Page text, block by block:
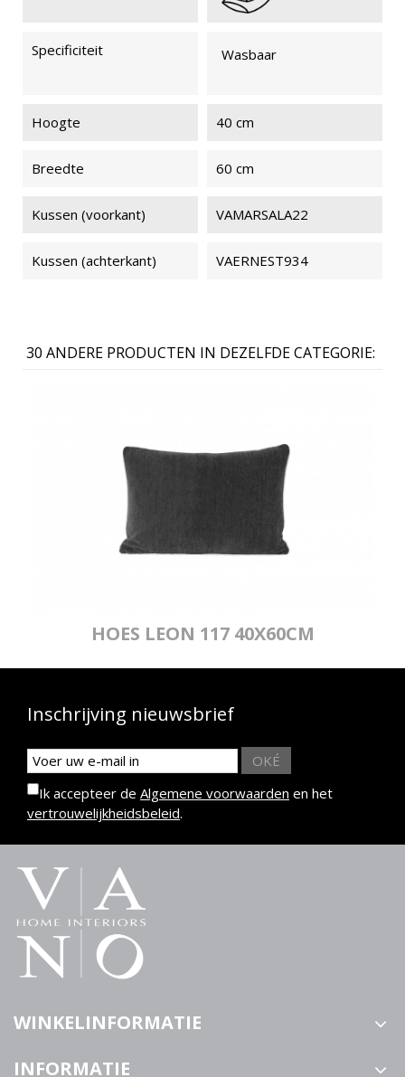
Specificiteit Wasbaar
Hoogte 40 cm
Breedte 60 cm
Kussen (voorkant) VAMARSALA22
Kussen (achterkant) VAERNEST934
30 ANDERE PRODUCTEN IN DEZELFDE CATEGORIE:
HOES LEON 117 40X60CM
Inschrijving nieuwsbrief
OKÉ
Ik accepteer de Algemene voorwaarden en het
vertrouwelijkheidsbeleid.
WINKELINFORMATIE
INFORMATIE